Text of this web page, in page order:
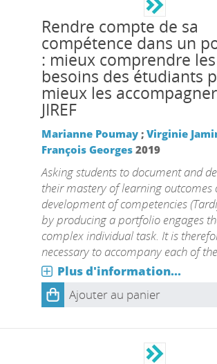
Rendre compte de sa
compétence dans un
: mieux comprendre les
besoins des étudiants
mieux les
JIREF
Marianne Poumay; Virginie
François Georges 2019
Asking students to document and
their mastery of learning outcomes
development of competencies
by producing a portfolio engages
complex individual task. It is
necessary to accompany each of
Plus d'information...
Ajouter au panier